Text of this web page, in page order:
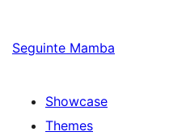
Seguinte Mamba
Showcase
Themes